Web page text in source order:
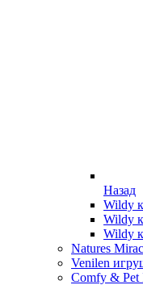
Назад
Wildy
Wildy
Wildy
Natures
Venilen
Comfy & Pet